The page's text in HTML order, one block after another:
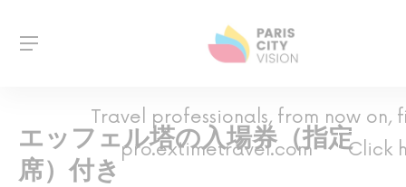
Travel professionals, from now on,
pro.extimetravel.com
Click
エッフェル塔の入場券（指定
席）付き